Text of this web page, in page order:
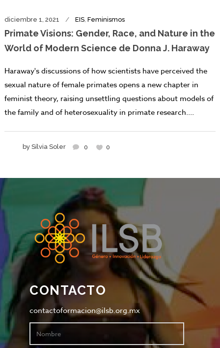
diciembre 1, 2021 EIS, Feminismos
Primate Visions: Gender, Race, and Nature in the
World of Modern Science de Donna J. Haraway
Haraway's discussions of how scientists have perceived the
sexual nature of female primates opens a new chapter in
feminist theory, raising unsettling questions about models of
the family and of heterosexuality in primate research....
by Sílvia Soler 0 0
CONTACTO
contactoformacion@ilsb.org.mx